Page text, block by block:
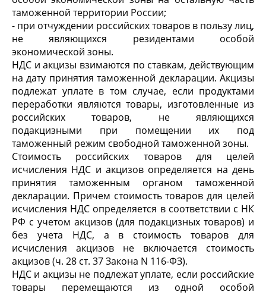
таможенной территории России;
- при отчуждении российских товаров в пользу лиц,
не являющихся резидентами особой
экономической зоны.
НДС и акцизы взимаются по ставкам, действующим
на дату принятия таможенной декларации. Акцизы
подлежат уплате в том случае, если продуктами
переработки являются товары, изготовленные из
российских товаров, не являющихся
подакцизными при помещении их под
таможенный режим свободной таможенной зоны.
Стоимость российских товаров для целей
исчисления НДС и акцизов определяется на день
принятия таможенным органом таможенной
декларации. Причем стоимость товаров для целей
исчисления НДС определяется в соответствии с НК
РФ с учетом акцизов (для подакцизных товаров) и
без учета НДС, а в стоимость товаров для
исчисления акцизов не включается стоимость
акцизов (ч. 28 ст. 37 Закона N 116-ФЗ).
НДС и акцизы не подлежат уплате, если российские
товары перемещаются из одной особой